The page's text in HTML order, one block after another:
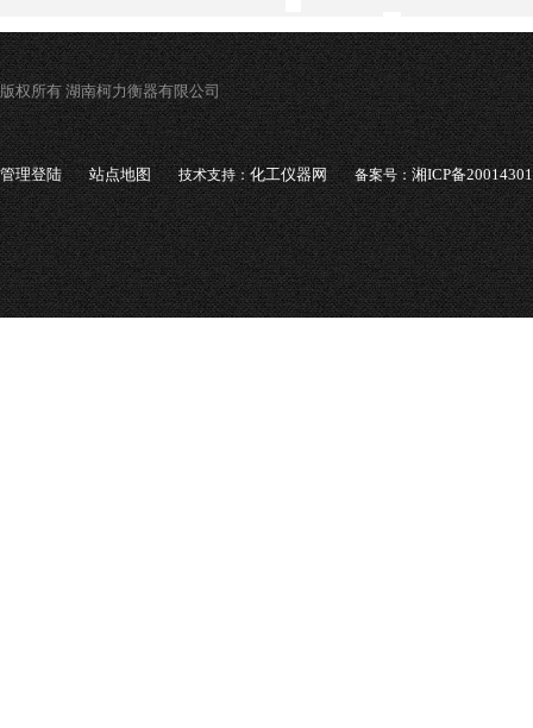
版权所有 湖南柯力衡器有限公司
管理登陆 站点地图 技术支持：化工仪器网 备案号：湘ICP备